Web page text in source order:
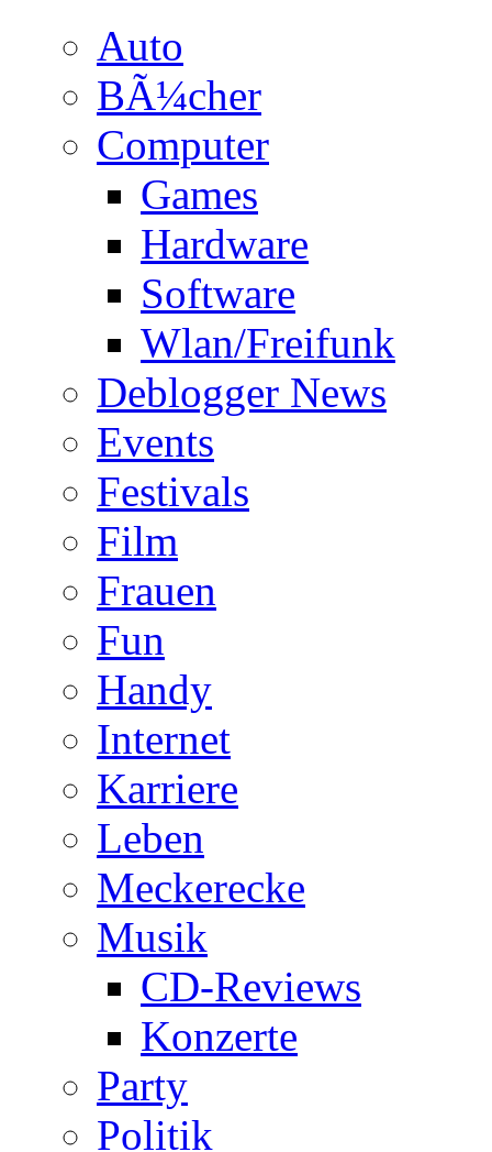
Auto
BÃ¼cher
Computer
Games
Hardware
Software
Wlan/Freifunk
Deblogger News
Events
Festivals
Film
Frauen
Fun
Handy
Internet
Karriere
Leben
Meckerecke
Musik
CD-Reviews
Konzerte
Party
Politik